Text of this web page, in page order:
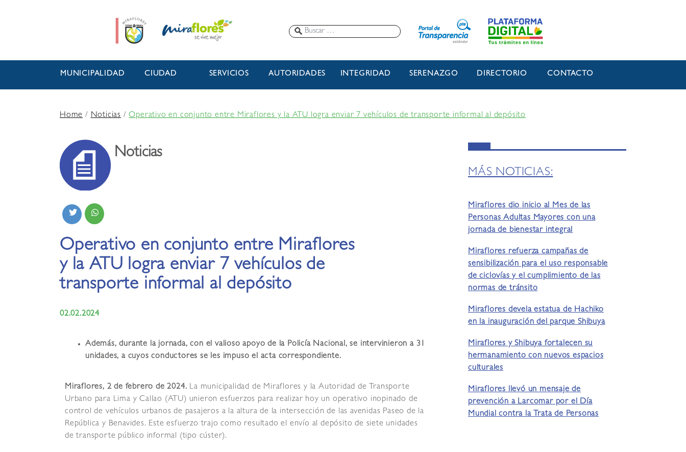
MUNICIPALIDAD CIUDAD SERVICIOS AUTORIDADES INTEGRIDAD SERENAZGO DIRECTORIO CONTACTO
Home/Noticias /Operativo en conjunto entre Miraflores y la ATU logra enviar 7 vehículos de transporte informal al depósito
Noticias
Operativo en conjunto entre Miraflores
y la ATU logra enviar 7 vehículos de
transporte informal al depósito
02.02.2024
Además, durante la jornada, con el valioso apoyo de la Policía Nacional, se intervinieron a 31
unidades, a cuyos conductores se les impuso el acta correspondiente.
Miraflores, 2 de febrero de 2024. La municipalidad de Miraflores y la Autoridad de Transporte
Urbano para Lima y Callao (ATU) unieron esfuerzos para realizar hoy un operativo inopinado de
control de vehículos urbanos de pasajeros a la altura de la intersección de las avenidas Paseo de la
República y Benavides. Este esfuerzo trajo como resultado el envío al depósito de siete unidades
de transporte público informal (tipo cúster).
MÁS NOTICIAS:
Miraflores dio inicio al Mes de las
Personas Adultas Mayores con una
jornada de bienestar integral
Miraflores refuerza campañas de
sensibilización para el uso responsable
de ciclovías y el cumplimiento de las
normas de tránsito
Miraflores devela estatua de Hachiko
en la inauguración del parque Shibuya
Miraflores y Shibuya fortalecen su
hermanamiento con nuevos espacios
culturales
Miraflores llevó un mensaje de
prevención a Larcomar por el Día
Mundial contra la Trata de Personas